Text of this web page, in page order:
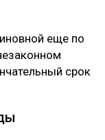
еще по
срок